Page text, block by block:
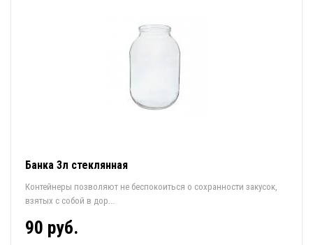
Банка 3л стеклянная
Контейнеры позволяют не беспокоиться о сохранности закусок,
взятых с собой в дор...
90 руб.